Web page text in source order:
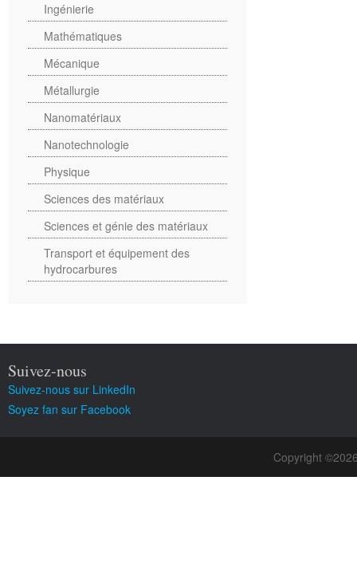
Ingénierie
Mathématiques
Mécanique
Métallurgie
Nanomatériaux
Nanotechnologie
Physique
Sciences des matériaux
Sciences et génie des matériaux
Transport et équipement des
hydrocarbures
Suivez-nous
Suivez-nous sur LinkedIn
Soyez fan sur Facebook
Copyright